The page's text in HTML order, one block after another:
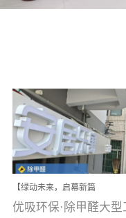
【绿动未来，启幕新篇
章】优吸环保中标深圳安
居乐寓，超大型工装室内
优吸环保·除甲醛大型